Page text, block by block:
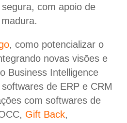
com apoio de
, como potencializar o
novas visões e
Business Intelligence
de ERP e CRM
com softwares de
Gift Back,